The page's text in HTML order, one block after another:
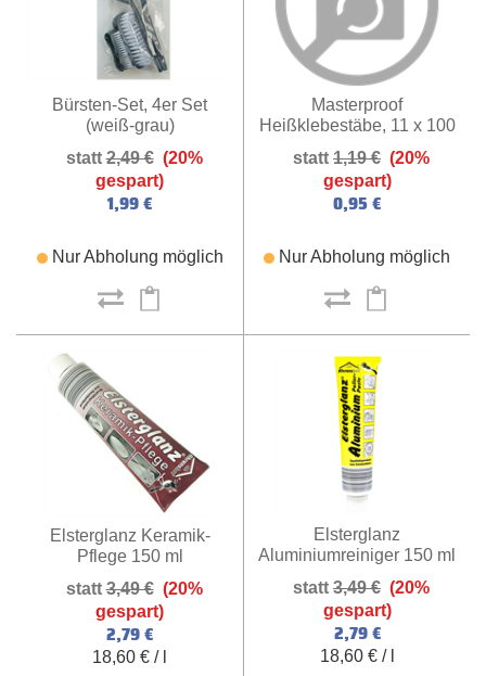
Bürsten-Set, 4er Set
(weiß-grau)
2,49 € (20%
gespart)
1,99 €
Nur Abholung möglich
Masterproof
Heißklebestäbe, 11 x 100
1,19 € (20%
gespart)
0,95 €
Nur Abholung möglich
Elsterglanz Keramik-
Pflege 150 ml
3,49 € (20%
gespart)
2,79 €
18,60 € / l
Elsterglanz
Aluminiumreiniger 150 ml
3,49 € (20%
gespart)
2,79 €
18,60 € / l